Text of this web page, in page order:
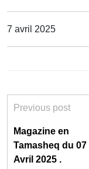
7 avril 2025
Previous post
Magazine en
Tamasheq du 07
Avril 2025 .